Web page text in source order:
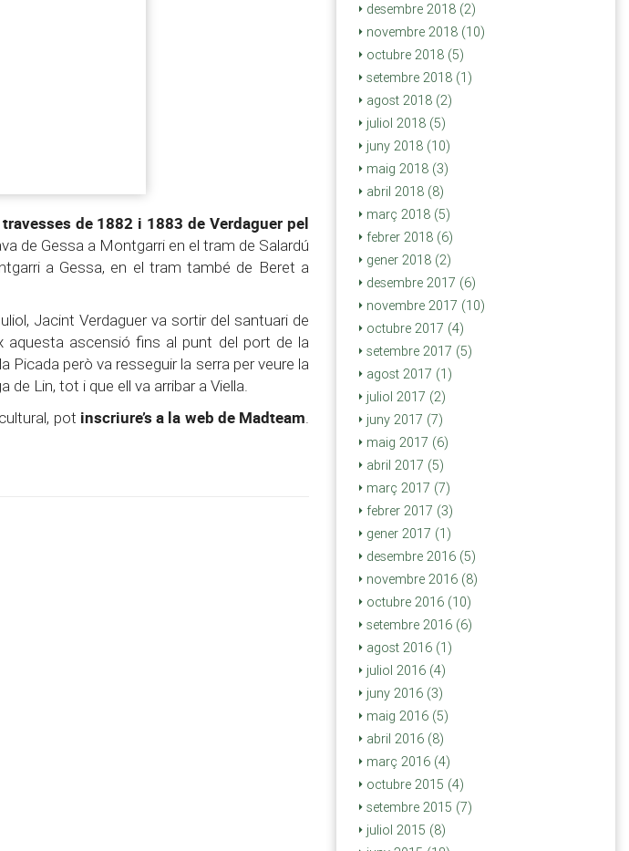
de 1882 i 1883 de Verdaguer pel
de Gessa a Montgarri en el tram de Salardú
a Gessa, en el tram també de Beret a
Jacint Verdaguer va sortir del santuari de
aquesta ascensió fins al punt del port de la
Picada però va resseguir la serra per veure la
Lin, tot i que ell va arribar a Viella.
pot inscriure’s a la web de Madteam.
desembre 2018 (2)
novembre 2018 (10)
octubre 2018 (5)
setembre 2018 (1)
agost 2018 (2)
juliol 2018 (5)
juny 2018 (10)
maig 2018 (3)
abril 2018 (8)
març 2018 (5)
febrer 2018 (6)
gener 2018 (2)
desembre 2017 (6)
novembre 2017 (10)
octubre 2017 (4)
setembre 2017 (5)
agost 2017 (1)
juliol 2017 (2)
juny 2017 (7)
maig 2017 (6)
abril 2017 (5)
març 2017 (7)
febrer 2017 (3)
gener 2017 (1)
desembre 2016 (5)
novembre 2016 (8)
octubre 2016 (10)
setembre 2016 (6)
agost 2016 (1)
juliol 2016 (4)
juny 2016 (3)
maig 2016 (5)
abril 2016 (8)
març 2016 (4)
octubre 2015 (4)
setembre 2015 (7)
juliol 2015 (8)